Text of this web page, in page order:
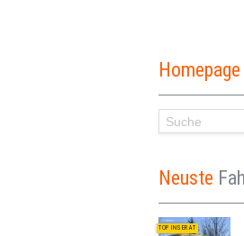
Homepage
Neuste
TOP INSERAT